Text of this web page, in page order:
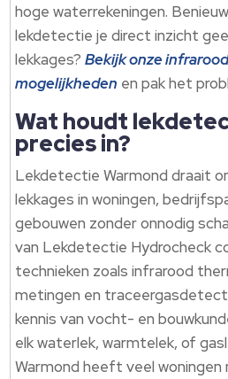
hoge waterrekeningen.​
lekdetectie je direct inzicht
lekkages?Bekijk onze
mogelijkheden en pak het
Wat houdt
precies in?
Lekdetectie Warmond draait
lekkages in woningen,
gebouwen zonder onnodig
van Lekdetectie Hydrocheck
technieken zoals infrarood
metingen en
kennis van vocht- en
elk waterlek, warmtelek, of
Warmond heeft veel